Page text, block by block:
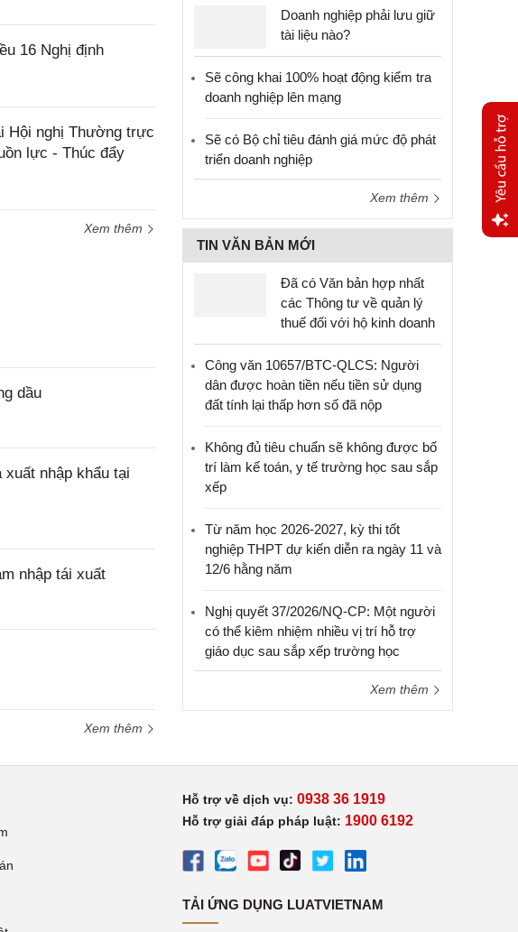
16 Nghị định
Hội nghị Thường trực
lực - Thúc đẩy
Xem thêm
dầu
nhập khẩu tại
nhập tái xuất
Xem thêm
Doanh nghiệp phải lưu giữ
tài liệu nào?
Sẽ công khai 100% hoạt động kiểm tra
doanh nghiệp lên mạng
Sẽ có Bộ chỉ tiêu đánh giá mức độ phát
triển doanh nghiệp
Xem thêm
TIN VĂN BẢN MỚI
Đã có Văn bản hợp nhất
các Thông tư về quản lý
thuế đối với hộ kinh doanh
Công văn 10657/BTC-QLCS: Người
dân được hoàn tiền nếu tiền sử dụng
đất tính lại thấp hơn số đã nộp
Không đủ tiêu chuẩn sẽ không được bố
trí làm kế toán, y tế trường học sau sắp
xếp
Từ năm học 2026-2027, kỳ thi tốt
nghiệp THPT dự kiến diễn ra ngày 11 và
12/6 hằng năm
Nghị quyết 37/2026/NQ-CP: Một người
có thể kiêm nhiệm nhiều vị trí hỗ trợ
giáo dục sau sắp xếp trường học
Xem thêm
Hỗ trợ về dịch vụ: 0938 36 1919
Hỗ trợ giải đáp pháp luật: 1900 6192
TẢI ỨNG DỤNG LUATVIETNAM